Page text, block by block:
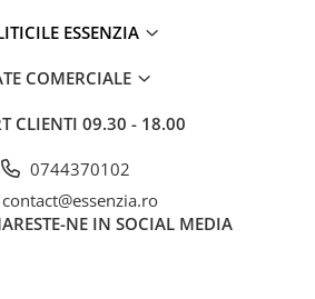
ESSENZIA
COMERCIALE
CLIENTI 09.30 - 18.00
0744370102
contact@essenzia.ro
NE IN SOCIAL MEDIA